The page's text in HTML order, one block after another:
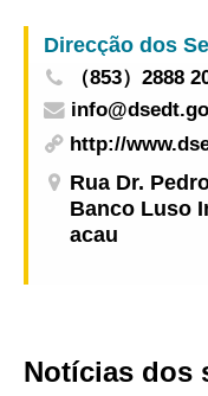
chikungunya
（853）2888
http://
Rua Dr.
Banco Luso
acau
Notícias dos